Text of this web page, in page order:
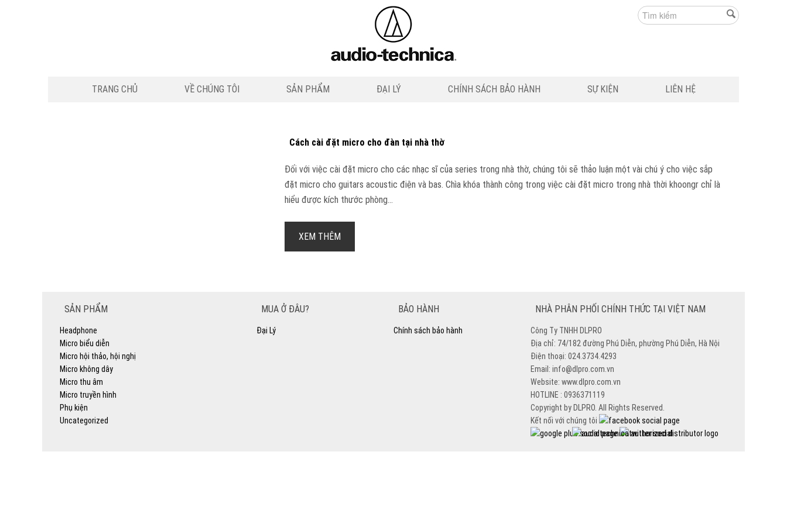
TRANG CHỦ VỀ CHÚNG TÔI SẢN PHẨM ĐẠI LÝ CHÍNH SÁCH BẢO HÀNH SỰ KIỆN LIÊN HỆ
Cách cài đặt micro cho đàn tại nhà thờ
Đối với việc cài đặt micro cho các nhạc sĩ của series trong nhà thờ, chúng tôi sẽ thảo luận một vài chú ý cho việc sắp
đặt micro cho guitars acoustic điện và bas. Chìa khóa thành công trong việc cài đặt micro trong nhà thời khoongr chỉ là
hiểu được kích thước phòng...
XEM THÊM
SẢN PHẨM
Headphone
Micro biểu diễn
Micro hội thảo, hội nghị
Micro không dây
Micro thu âm
Micro truyền hình
Phụ kiện
Uncategorized
MUA Ở ĐÂU?
Đại Lý
BẢO HÀNH
Chính sách bảo hành
NHÀ PHÂN PHỐI CHÍNH THỨC TẠI VIỆT NAM
Công Ty TNHH DLPRO
Địa chỉ: 74/182 đường Phú Diễn, phường Phú Diễn, Hà Nội
Điện thoại: 024.3734.4293
Email: info@dlpro.com.vn
Website: www.dlpro.com.vn
HOTLINE : 0936371119
Copyright by DLPRO. All Rights Reserved.
Kết nối với chúng tôi